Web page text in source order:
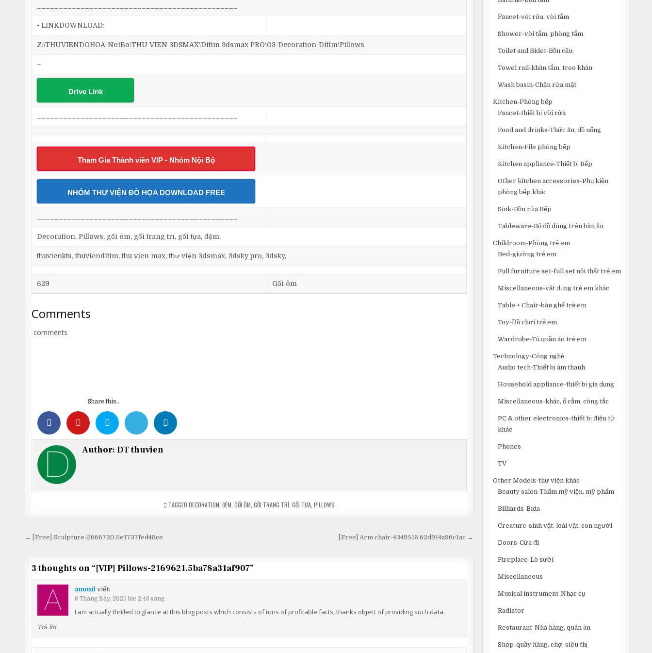
• LINKDOWNLOAD:
Z:\THUVIENDOHOA-NoiBo\THU VIEN 3DSMAX\Ditim 3dsmax PRO\03-Decoration-Ditim\Pillows
–
Drive Link
Tham Gia Thành viên VIP - Nhóm Nội Bộ
NHÓM THƯ VIỆN ĐỒ HỌA DOWNLOAD FREE
Decoration, Pillows, gối ôm, gối trang trí, gối tựa, đệm,
thuvienkts, thuvienditim, thu vien max, thư viện 3dsmax, 3dsky pro, 3dsky,
629 Gối ôm
Comments
comments
Share this...
Author:DT thuvien
TAGGEDDECORATION ,ĐỆM ,GỐI ÔM ,GỐI TRANG TRÍ ,GỐI TỰA ,PILLOWS
Điều
hướng
bài
viết
[Free] Arm chair-4349516.62d914a96c1ac →
← [Free] Sculpture-2666720.5e1737fed48ce
3 thoughts on “[VIP] Pillows-2169621.5ba78a31af907”
amoxil viết:
6 Tháng Bảy, 2025 lúc 2:48 sáng
I am actually thrilled to glance at this blog posts which consists of tons of profitable facts, thanks object of providing such data.
Trả lời
Faucet-vòi rửa, vòi tắm
Shower-vòi tắm, phòng tắm
Toilet and Bidet-Bồn cầu
Towel rail-khăn tắm, treo khăn
Wash basin-Chậu rửa mặt
Kitchen-Phòng bếp
Faucet-thiết bị vòi rửa
Food and drinks-Thức ăn, đồ uống
Kitchen-File phòng bếp
Kitchen appliance-Thiết bị Bếp
Other kitchen accessories-Phụ kiện
phòng bếp khác
Sink-Bồn rửa Bếp
Tableware-Bộ đồ dùng trên bàn ăn
Childroom-Phòng trẻ em
Bed-giường trẻ em
Full furniture set-full set nội thất trẻ em
Miscellaneous-vật dụng trẻ em khác
Table + Chair-bàn ghế trẻ em
Toy-Đồ chơi trẻ em
Wardrobe-Tủ quần áo trẻ em
Technology-Công nghệ
Audio tech-Thiết bị âm thanh
Household appliance-thiết bị gia dụng
Miscellaneous-khác, ổ cắm, công tắc
PC & other electronics-thiết bị điện tử
khác
Phones
TV
Other Models-thư viện khác
Beauty salon-Thẩm mỹ viện, mỹ phẩm
Billiards-Bida
Creature-sinh vật, loài vật, con người
Doors-Cửa đi
Fireplace-Lò sưởi
Miscellaneous
Musical instrument-Nhạc cụ
Radiator
Restaurant-Nhà hàng, quán ăn
Shop-quầy hàng, chợ, siêu thị